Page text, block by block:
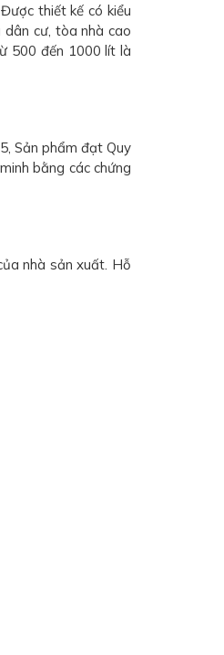
thiết kế có kiểu
dân cư, tòa nhà cao
500 đến 1000 lít là
Sản phẩm đạt Quy
bằng các chứng
nhà sản xuất. Hỗ